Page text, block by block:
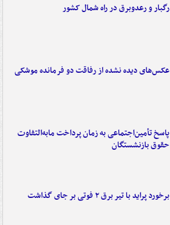
رگبار و رعدوبرق در راه شمال کشور
عکس‌های دیده نشده از رفاقت دو فرمانده‌ موشکی
پاسخ تأمین‌اجتماعی به زمان پرداخت مابه‌التفاوت
حقوق بازنشستگان
برخورد پراید با تیر برق ۲ فوتی بر جای گذاشت